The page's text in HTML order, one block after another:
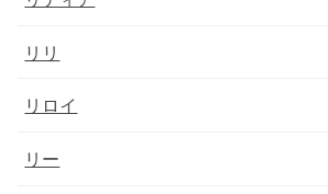
リリ
リロイ
リー